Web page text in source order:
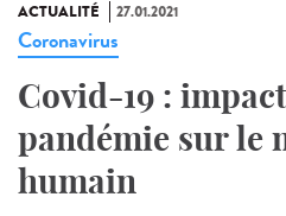
ACTUALITÉ 27.01.2021
Coronavirus
Covid-19 :
pandémie sur le
humain